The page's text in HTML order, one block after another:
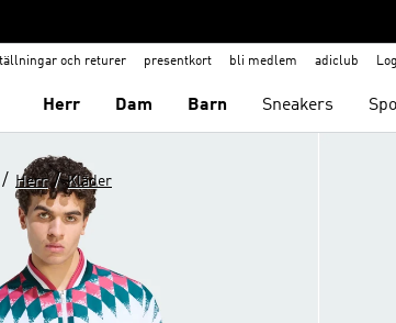
och returer presentkort bli medlem adiclub
Herr Dam Barn Sneakers
/ Herr / Kläder